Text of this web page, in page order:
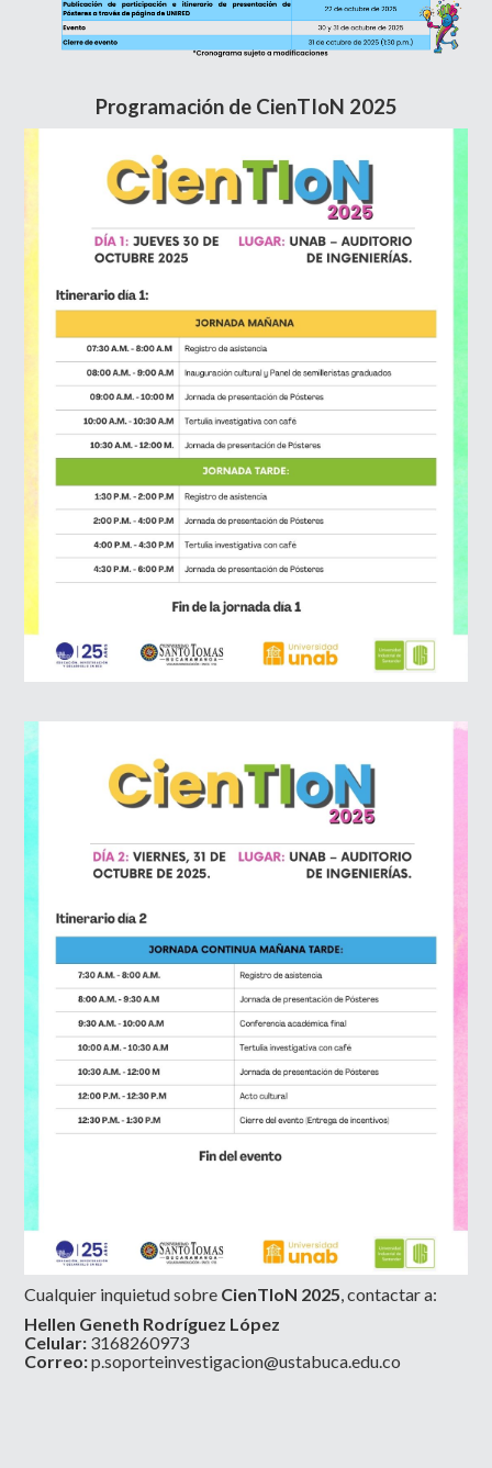
Programación de CienTIoN 2025
Cualquier inquietud sobre CienTIoN 2025, contactar a:
Hellen Geneth Rodríguez López
Celular: 3168260973
Correo:p.soporteinvestigacion@ustabuca.edu.co